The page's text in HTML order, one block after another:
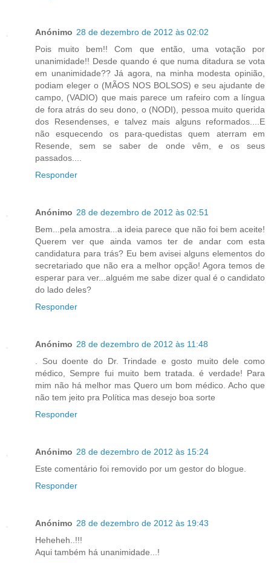
Anónimo 28 de dezembro de 2012 às 02:02
Pois muito bem!! Com que então, uma votação por
unanimidade!! Desde quando é que numa ditadura se vota
em unanimidade?? Já agora, na minha modesta opinião,
podiam eleger o (MÃOS NOS BOLSOS) e seu ajudante de
campo, (VADIO) que mais parece um rafeiro com a língua
de fora atrás do seu dono, o (NODI), pessoa muito querida
dos Resendenses, e talvez mais alguns reformados....E
não esquecendo os para-quedistas quem aterram em
Resende, sem se saber de onde vêm, e os seus
passados....
Responder
Anónimo 28 de dezembro de 2012 às 02:51
Bem...pela amostra...a ideia parece que não foi bem aceite!
Querem ver que ainda vamos ter de andar com esta
candidatura para trás? Eu bem avisei alguns elementos do
secretariado que não era a melhor opção! Agora temos de
esperar para ver...alguém me sabe dizer qual é o candidato
do lado deles?
Responder
Anónimo 28 de dezembro de 2012 às 11:48
. Sou doente do Dr. Trindade e gosto muito dele como
médico, Sempre fui muito bem tratada. é verdade! Para
mim não há melhor mas Quero um bom médico. Acho que
não tem jeito pra Política mas desejo boa sorte
Responder
Anónimo 28 de dezembro de 2012 às 15:24
Este comentário foi removido por um gestor do blogue.
Responder
Anónimo 28 de dezembro de 2012 às 19:43
Heheheh..!!!
Aqui também há unanimidade...!